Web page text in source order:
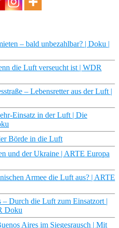
– bald unbezahlbar? | Doku |
die Luft verseucht ist | WDR
– Lebensretter aus der Luft |
Einsatz in der Luft | Die
Börde in die Luft
und der Ukraine | ARTE Europa
Armee die Luft aus? | ARTE
Durch die Luft zum Einsatzort |
Doku
Aires im Siegesrausch | Mit